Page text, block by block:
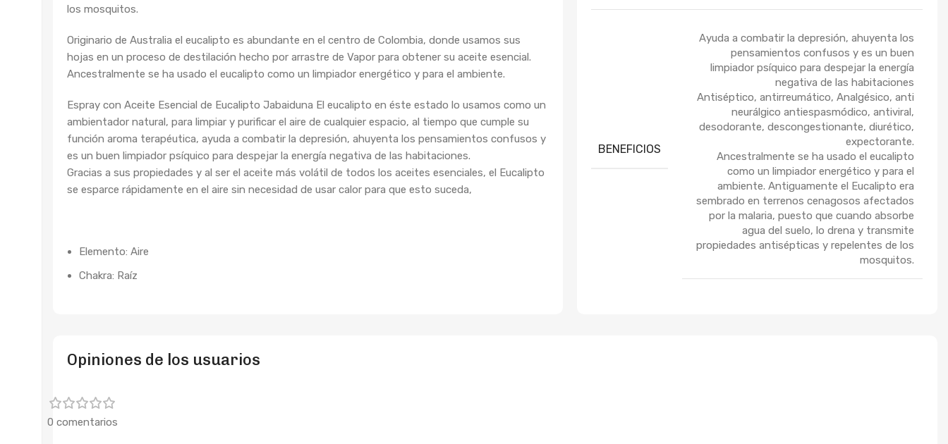
los mosquitos.
Originario de Australia el eucalipto es abundante en el centro de Colombia, donde usamos sus
hojas en un proceso de destilación hecho por arrastre de Vapor para obtener su aceite esencial.
Ancestralmente se ha usado el eucalipto como un limpiador energético y para el ambiente.
Espray con Aceite Esencial de Eucalipto Jabaiduna El eucalipto en éste estado lo usamos como un
ambientador natural, para limpiar y purificar el aire de cualquier espacio, al tiempo que cumple su
función aroma terapéutica, ayuda a combatir la depresión, ahuyenta los pensamientos confusos y
es un buen limpiador psíquico para despejar la energía negativa de las habitaciones.
Gracias a sus propiedades y al ser el aceite más volátil de todos los aceites esenciales, el Eucalipto
se esparce rápidamente en el aire sin necesidad de usar calor para que esto suceda,
Elemento: Aire
Chakra: Raíz
BENEFICIOS
Ayuda a combatir la depresión, ahuyenta los
pensamientos confusos y es un buen
limpiador psíquico para despejar la energía
negativa de las habitaciones
Antiséptico, antirreumático, Analgésico, anti
neurálgico antiespasmódico, antiviral,
desodorante, descongestionante, diurético,
expectorante.
Ancestralmente se ha usado el eucalipto
como un limpiador energético y para el
ambiente. Antiguamente el Eucalipto era
sembrado en terrenos cenagosos afectados
por la malaria, puesto que cuando absorbe
agua del suelo, lo drena y transmite
propiedades antisépticas y repelentes de los
mosquitos.
Opiniones de los usuarios
0 comentarios